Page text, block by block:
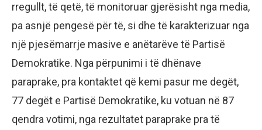
rregullt, të qetë, të monitoruar gjerësisht nga media,
pa asnjë pengesë për të, si dhe të karakterizuar nga
një pjesëmarrje masive e anëtarëve të Partisë
Demokratike. Nga përpunimi i të dhënave
paraprake, pra kontaktet që kemi pasur me degët,
77 degët e Partisë Demokratike, ku votuan në 87
qendra votimi, nga rezultatet paraprake pra të